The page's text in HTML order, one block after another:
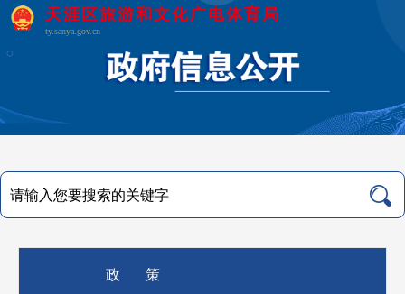
天涯区旅游和文化广电体育局
ty.sanya.gov.cn
政 策